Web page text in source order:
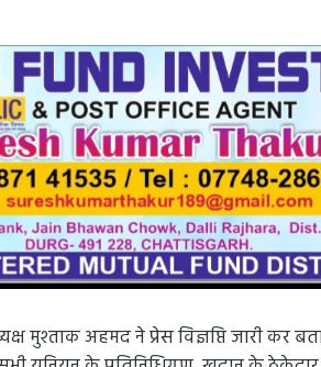
अहमद ने प्रेस विज्ञप्ति जारी कर